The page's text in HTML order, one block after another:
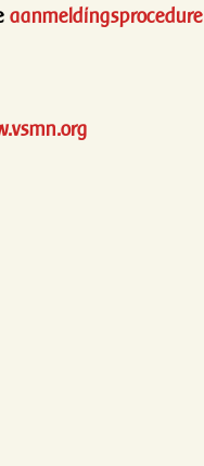
aanmeldingsprocedure